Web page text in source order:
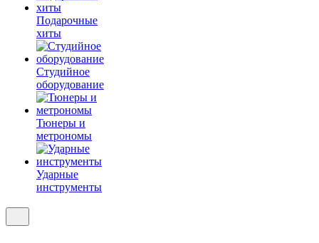
Подарочные
хиты
Студийное
оборудование
Тюнеры и
метрономы
Ударные
инструменты